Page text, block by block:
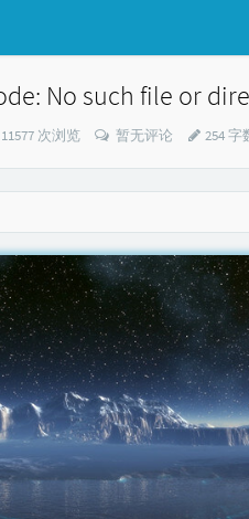
No such file or
11577 次浏览 暂无评论 254 字